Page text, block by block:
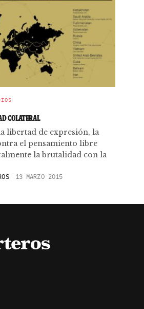
COLATERAL
libertad de expresión, la
el pensamiento libre
la brutalidad con la
13 MARZO 2015